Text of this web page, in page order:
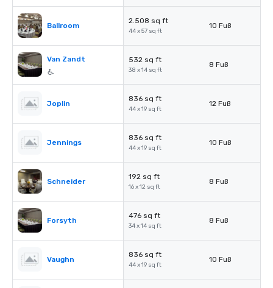
Ballroom
2.508 sq ft
44 x 57 sq ft
10 Fuß
Van Zandt 532 sq ft
38 x 14 sq ft
8 Fuß
Joplin
836 sq ft
44 x 19 sq ft
12 Fuß
Jennings
836 sq ft
44 x 19 sq ft
10 Fuß
Schneider
192 sq ft
16 x 12 sq ft
8 Fuß
Forsyth
476 sq ft
34 x 14 sq ft
8 Fuß
Vaughn
836 sq ft
44 x 19 sq ft
10 Fuß